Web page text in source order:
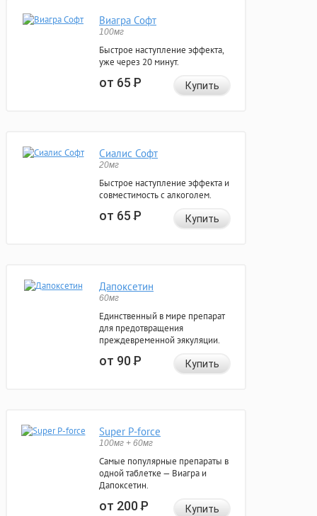
Виагра Софт
100мг
Быстрое наступление эффекта,
уже через 20 минут.
от 65Р Купить
Сиалис Софт
20мг
Быстрое наступление эффекта и
совместимость с алкоголем.
от 65Р Купить
Дапоксетин
60мг
Единственный в мире препарат
для предотвращения
преждевременной эякуляции.
от 90Р Купить
Super P-force
100мг + 60мг
Самые популярные препараты в
одной таблетке — Виагра и
Дапоксетин.
от 200Р Купить